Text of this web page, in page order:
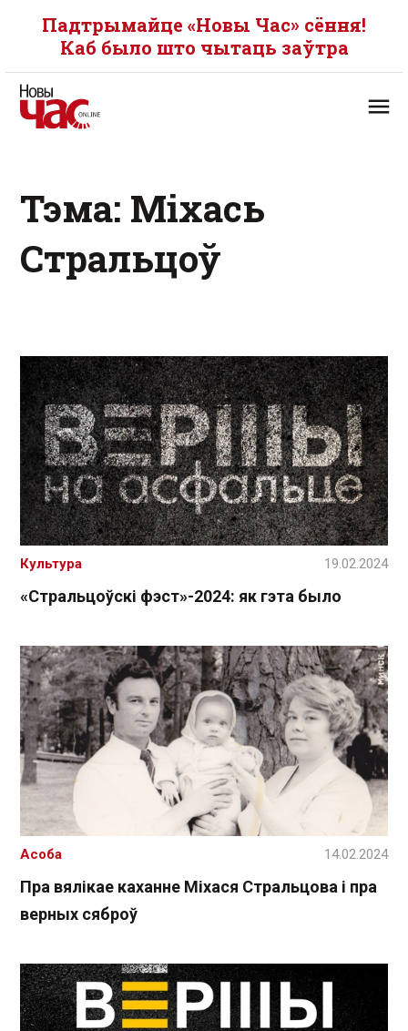
Падтрымайце «Новы Час» сёння!
Каб было што чытаць заўтра
Тэма: Міхась
Стральцоў
«Стральцоўскі фэст»-2024: як гэта было
Культура 19.02.2024
Пра вялікае каханне Міхася Стральцова і пра
верных сяброў
Асоба 14.02.2024